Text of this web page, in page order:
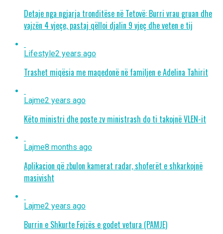
Detaje nga ngjarja tronditëse në Tetovë: Burri vrau gruan dhe
vajzën 4 vjeçe, pastaj qëlloi djalin 9 vjeç dhe veten e tij
Lifestyle2 years ago
Trashet miqësia me maqedonë në familjen e Adelina Tahirit
Lajme2 years ago
Këto ministri dhe poste zv ministrash do ti takojnë VLEN-it
Lajme8 months ago
Aplikacion që zbulon kamerat radar, shoferët e shkarkojnë
masivisht
Lajme2 years ago
Burrin e Shkurte Fejzës e godet vetura (PAMJE)